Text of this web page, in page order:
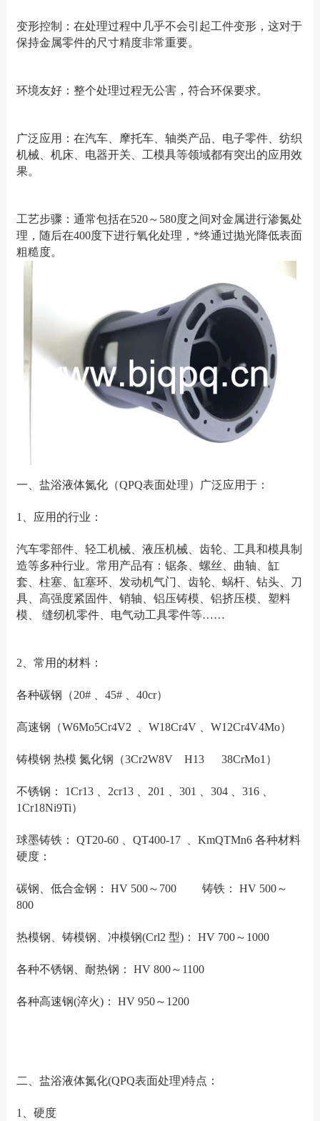
变形控制：在处理过程中几乎不会引起工件变形，这对于
保持金属零件的尺寸精度非常重要。
环境友好：整个处理过程无公害，符合环保要求。
广泛应用：在汽车、摩托车、轴类产品、电子零件、纺织
机械、机床、电器开关、工模具等领域都有突出的应用效
果。
工艺步骤：通常包括在520～580度之间对金属进行渗氮处
理，随后在400度下进行氧化处理，*终通过抛光降低表面
粗糙度。
一、盐浴液体氮化（QPQ表面处理）广泛应用于：
1、应用的行业：
汽车零部件、轻工机械、液压机械、齿轮、工具和模具制
造等多种行业。常用产品有：锯条、螺丝、曲轴、缸
套、柱塞、缸塞环、发动机气门、齿轮、蜗杆、钻头、刀
具、高强度紧固件、销轴、铝压铸模、铝挤压模、塑料
模、 缝纫机零件、电气动工具零件等……
2、常用的材料：
各种碳钢（20# 、45# 、40cr）
高速钢（W6Mo5Cr4V2 、W18Cr4V 、W12Cr4V4Mo）
铸模钢 热模 氮化钢（3Cr2W8V H13 38CrMo1）
不锈钢： 1Cr13 、2cr13 、201 、301 、304 、316 、
1Cr18Ni9Ti）
球墨铸铁： QT20-60 、QT400-17 、KmQTMn6 各种材料
硬度：
碳钢、低合金钢： HV 500～700 铸铁： HV 500～
800
热模钢、铸模钢、冲模钢(Crl2 型)： HV 700～1000
各种不锈钢、耐热钢： HV 800～1100
各种高速钢(淬火)： HV 950～1200
二、盐浴液体氮化(QPQ表面处理)特点：
1、硬度